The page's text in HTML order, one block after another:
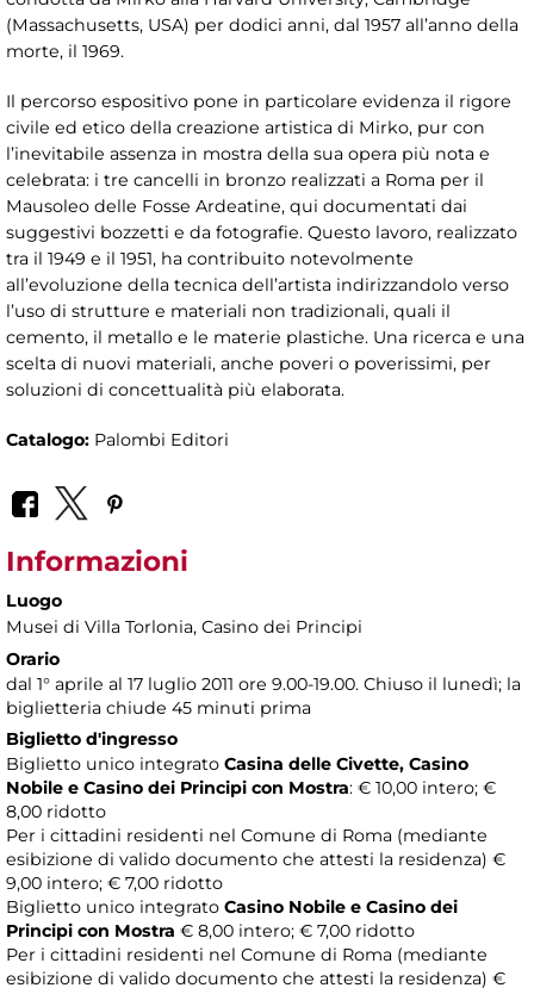
(Massachusetts, USA) per dodici anni, dal 1957 all’anno della
morte, il 1969.
Il percorso espositivo pone in particolare evidenza il rigore
civile ed etico della creazione artistica di Mirko, pur con
l’inevitabile assenza in mostra della sua opera più nota e
celebrata: i tre cancelli in bronzo realizzati a Roma per il
Mausoleo delle Fosse Ardeatine, qui documentati dai
suggestivi bozzetti e da fotografie. Questo lavoro, realizzato
tra il 1949 e il 1951, ha contribuito notevolmente
all’evoluzione della tecnica dell’artista indirizzandolo verso
l’uso di strutture e materiali non tradizionali, quali il
cemento, il metallo e le materie plastiche. Una ricerca e una
scelta di nuovi materiali, anche poveri o poverissimi, per
soluzioni di concettualità più elaborata.
Catalogo: Palombi Editori
Informazioni
Luogo
Musei di Villa Torlonia, Casino dei Principi
Orario
dal 1° aprile al 17 luglio 2011 ore 9.00-19.00. Chiuso il lunedì; la
biglietteria chiude 45 minuti prima
Biglietto d'ingresso
Biglietto unico integrato Casina delle Civette, Casino
Nobile e Casino dei Principi con Mostra: € 10,00 intero; €
8,00 ridotto
Per i cittadini residenti nel Comune di Roma (mediante
esibizione di valido documento che attesti la residenza) €
9,00 intero; € 7,00 ridotto
Biglietto unico integrato Casino Nobile e Casino dei
Principi con Mostra € 8,00 intero; € 7,00 ridotto
Per i cittadini residenti nel Comune di Roma (mediante
esibizione di valido documento che attesti la residenza) €